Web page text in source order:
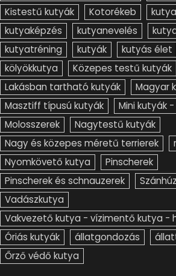
Kistestű kutyák
Kotorékeb kutya
kutyaképzés
kutyanevelés
kutyatréning
kutyák kutyás élet
kölyökkutya
Közepes testű kutyák
Lakásban tartható kutyák
Magyar
Masztiff típusú kutyák
Mini kutyák
Molosszerek
Nagytestű kutyák
Nagy és közepes méretű terrierek
Nyomkövető kutya
Pinscherek
Pinscherek és schnauzerek
Vadászkutya
Vakvezető kutya - vízimentő kutya -
Óriás kutyák
állatgondozás
Őrző védő kutya